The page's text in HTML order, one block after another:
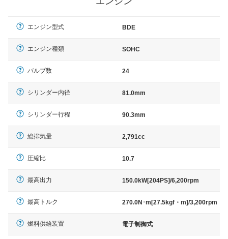
エンジン型式 BDE
エンジン種類 SOHC
バルブ数 24
シリンダー内径 81.0mm
シリンダー行程 90.3mm
総排気量 2,791cc
圧縮比 10.7
最高出力 150.0kW[204PS]/6,200rpm
最高トルク 270.0N･m[27.5kgf・m]/3,200rpm
燃料供給装置 電子制御式